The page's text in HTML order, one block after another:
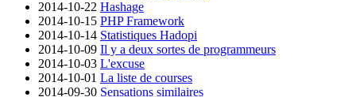
2014-10-22 Hashage
2014-10-15 PHP Framework
2014-10-14 Statistiques Hadopi
2014-10-09 Il y a deux sortes de programmeurs
2014-10-03 L'excuse
2014-10-01 La liste de courses
2014-09-30 Sensations similaires